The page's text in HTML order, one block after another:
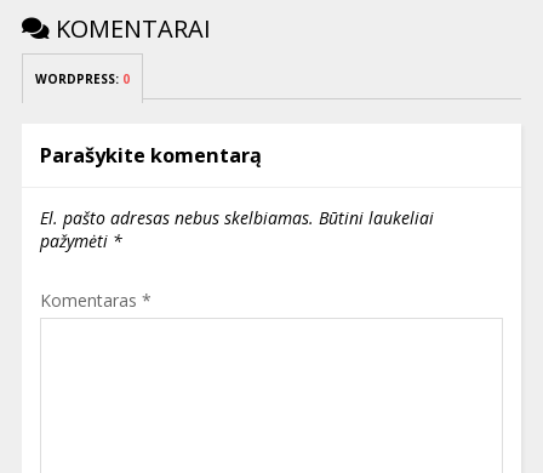
KOMENTARAI
WORDPRESS: 0
Parašykite komentarą
El. pašto adresas nebus skelbiamas. Būtini laukeliai
pažymėti *
Komentaras *